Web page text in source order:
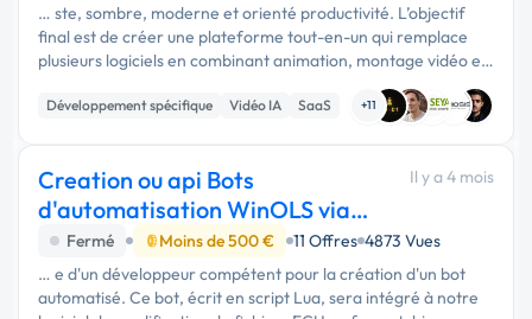
… ste, sombre, moderne et orienté productivité. L’objectif
final est de créer une plateforme tout-en-un qui remplace
plusieurs logiciels en combinant animation, montage vidéo et
sound design dans une seule application intelligente, rapide et
…Développement spécifique Vidéo IA SaaS +11
Creation ou api Bots
d'automatisation WinOLS via
lua
Il y a 4 mois
Fermé Moins de 500 € 11 Offres 4873 Vues
… e d'un développeur compétent pour la création d'un bot
automatisé. Ce bot, écrit en script Lua, sera intégré à notre